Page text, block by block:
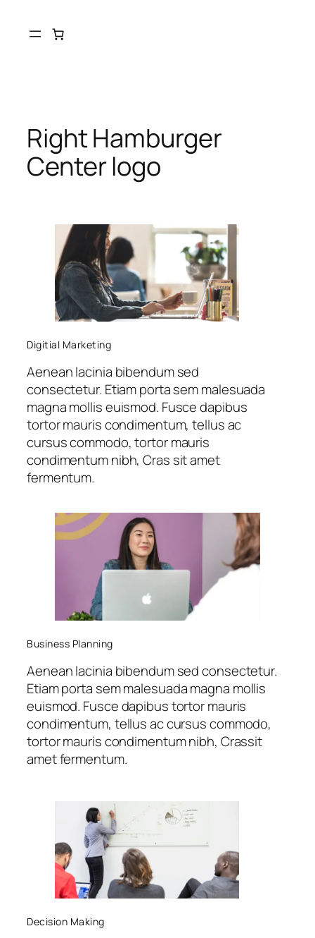
Right Hamburger
Center logo
Digitial Marketing
Aenean lacinia bibendum sed
consectetur. Etiam porta sem malesuada
magna mollis euismod. Fusce dapibus
tortor mauris condimentum, tellus ac
cursus commodo, tortor mauris
condimentum nibh, Cras sit amet
fermentum.
Business Planning
Aenean lacinia bibendum sed consectetur.
Etiam porta sem malesuada magna mollis
euismod. Fusce dapibus tortor mauris
condimentum, tellus ac cursus commodo,
tortor mauris condimentum nibh, Crassit
amet fermentum.
Decision Making